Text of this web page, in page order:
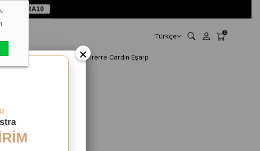
SEYRA10
Türkçe 0
Pirerre Cardin Eşarp
×